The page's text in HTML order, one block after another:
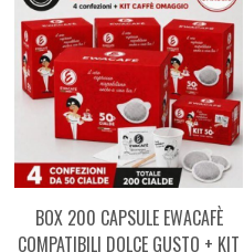
BOX 200 CAPSULE EWACAFÈ
COMPATIBILI DOLCE GUSTO + KIT